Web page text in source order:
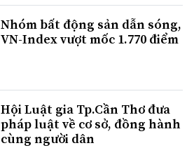
Nhóm bất động sản dẫn sóng,
VN-Index vượt mốc 1.770 điểm
Hội Luật gia Tp.Cần Thơ đưa
pháp luật về cơ sở, đồng hành
cùng người dân